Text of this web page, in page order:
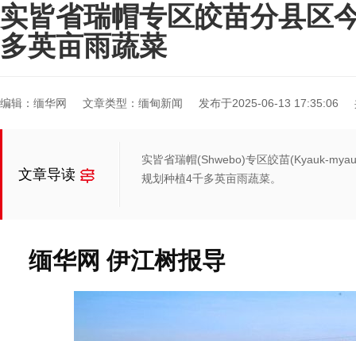
实皆省瑞帽专区皎苗分县区
多英亩雨蔬菜
编辑：缅华网 文章类型：缅甸新闻 发布于2025-06-13 17:35:06
文章导读
实皆省瑞帽(Shwebo)专区皎苗(Kyauk-
规划种植4千多英亩雨蔬菜。
缅华网 伊江树报导